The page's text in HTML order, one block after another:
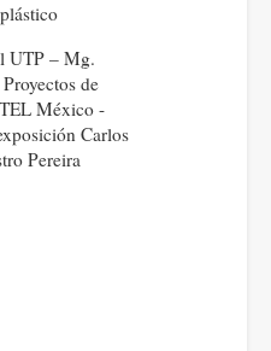
UTP – Mg.
de
México -
Carlos
Pereira